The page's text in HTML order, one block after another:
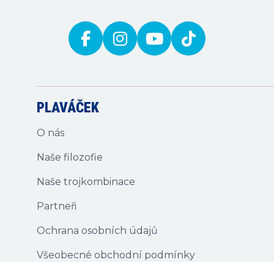
PLAVÁČEK
O nás
Naše filozofie
Naše trojkombinace
Partneři
Ochrana osobních údajů
Všeobecné obchodní podmínky